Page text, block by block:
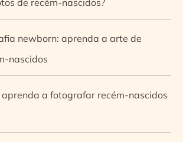
newborn: aprenda a arte de
nascidos
aprenda a fotografar recém-nascidos